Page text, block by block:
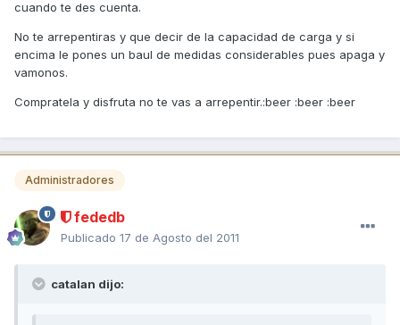
cuando te des cuenta.
No te arrepentiras y que decir de la capacidad de carga y si
encima le pones un baul de medidas considerables pues apaga y
vamonos.
Compratela y disfruta no te vas a arrepentir.:beer :beer :beer
Administradores
fededb
Publicado 17 de Agosto del 2011
catalan dijo: